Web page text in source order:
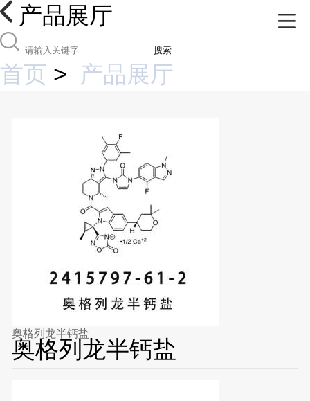
产品展厅
搜索
首页 > 产品展厅
奥格列龙半钙盐
奥格列龙半钙盐